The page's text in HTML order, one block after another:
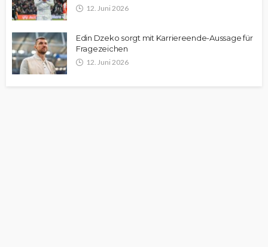
12. Juni 2026
Edin Dzeko sorgt mit Karriereende-Aussage für
Fragezeichen
12. Juni 2026